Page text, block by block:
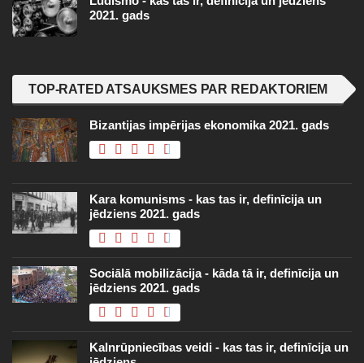
2021. gads
TOP-RATED ATSAUKSMES PAR REDAKTORIEM
Bizantijas impērijas ekonomika 2021. gads
Kara komunisms - kas tas ir, definīcija un
jēdziens 2021. gads
Sociālā mobilizācija - kāda tā ir, definīcija un
jēdziens 2021. gads
Kalnrūpniecības veidi - kas tas ir, definīcija un